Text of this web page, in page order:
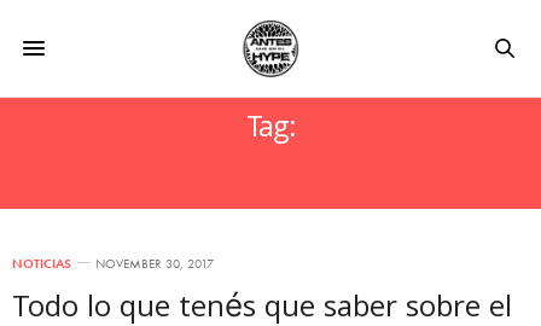
Tag:
NOTICIAS NOVEMBER 30, 2017
Todo lo que tenés que saber sobre el